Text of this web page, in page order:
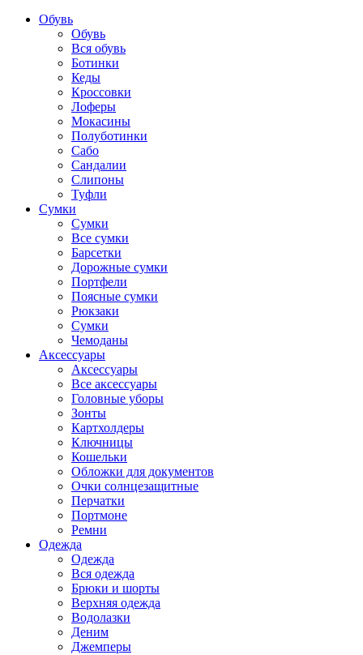
Обувь
Обувь
Вся обувь
Ботинки
Кеды
Кроссовки
Лоферы
Мокасины
Полуботинки
Сабо
Сандалии
Слипоны
Туфли
Сумки
Сумки
Все сумки
Барсетки
Дорожные сумки
Портфели
Поясные сумки
Рюкзаки
Сумки
Чемоданы
Аксессуары
Аксессуары
Все аксессуары
Головные уборы
Зонты
Картхолдеры
Ключницы
Кошельки
Обложки для документов
Очки солнцезащитные
Перчатки
Портмоне
Ремни
Одежда
Одежда
Вся одежда
Брюки и шорты
Верхняя одежда
Водолазки
Деним
Джемперы